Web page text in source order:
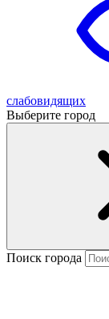
слабовидящих
Выберите город
Поиск города